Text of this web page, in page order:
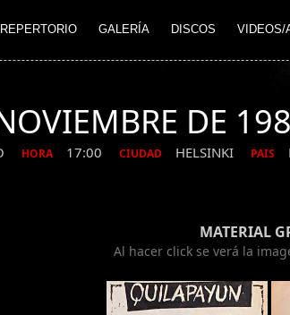
REPERTORIO GALERÍA DISCOS VIDEOS/
DE
HORA 17:00 CIUDAD HELSINKI PAIS
MATERIAL
Al hacer click se verá la